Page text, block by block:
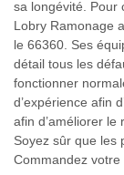
sa longévité. Pour
Lobry Ramonage
le 66360. Ses
détail tous les
fonctionner
d’expérience afin
afin d’améliorer
Soyez sûr que les
Commandez